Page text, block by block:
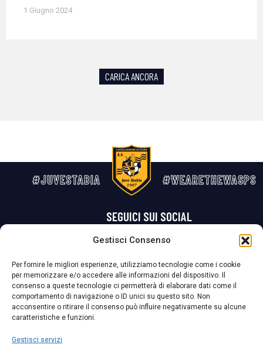
Gestisci Consenso
Per fornire le migliori esperienze, utilizziamo tecnologie come i cookie
per memorizzare e/o accedere alle informazioni del dispositivo. Il
consenso a queste tecnologie ci permetterà di elaborare dati come il
comportamento di navigazione o ID unici su questo sito. Non
acconsentire o ritirare il consenso può influire negativamente su alcune
caratteristiche e funzioni.
Gestisci servizi
1 Giugno 2024
CARICA ANCORA
#JUVESTABIA #WEARETHEWASPS
SEGUICI SUI SOCIAL
La Società ha nominato il Responsabile della Protezione dei Dati Personali (DPO), figura specializzata che vigila sulle modalità adottate dalla
nostra Società per tutelare i Suoi dati personali.